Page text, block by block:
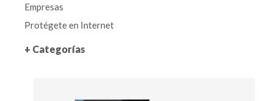
Empresas
Protégete en Internet
+ Categorías